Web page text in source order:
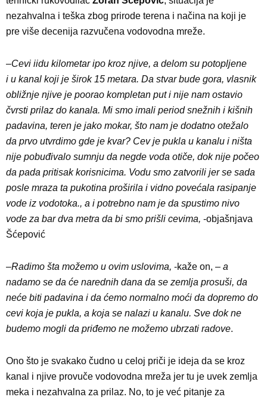
nezahvalna i teška zbog prirode terena i načina na koji je
pre više decenija razvučena vodovodna mreže.
–Cevi iidu kilometar ipo kroz njive, a delom su potopljene
i u kanal koji je širok 15 metara. Da stvar bude gora, vlasnik
obližnje njive je poorao kompletan put i nije nam ostavio
čvrsti prilaz do kanala. Mi smo imali period snežnih i kišnih
padavina, teren je jako mokar, što nam je dodatno otežalo
da prvo utvrdimo gde je kvar? Cev je pukla u kanalu i ništa
nije pobuđivalo sumnju da negde voda otiče, dok nije počeo
da pada pritisak korisnicima. Vodu smo zatvorili jer se sada
posle mraza ta pukotina proširila i vidno povećala rasipanje
vode iz vodotoka., a i potrebno nam je da spustimo nivo
vode za bar dva metra da bi smo prišli cevima, -objašnjava
Šćepović
–Radimo šta možemo u ovim uslovima, -kaže on, – a
nadamo se da će narednih dana da se zemlja prosuši, da
neće biti padavina i da ćemo normalno moći da dopremo do
cevi koja je pukla, a koja se nalazi u kanalu. Sve dok ne
budemo mogli da priđemo ne možemo ubrzati radove.
Ono što je svakako čudno u celoj priči je ideja da se kroz
kanal i njive provuče vodovodna mreža jer tu je uvek zemlja
meka i nezahvalna za prilaz. No, to je već pitanje za